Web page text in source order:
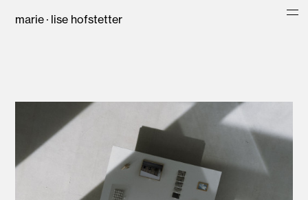
marie · lise hofstetter